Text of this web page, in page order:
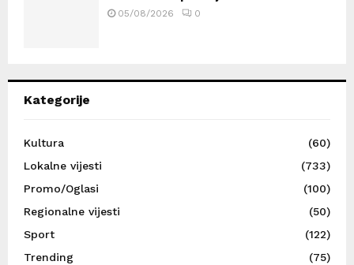
05/08/2026 0
Kategorije
Kultura
(60)
Lokalne vijesti
(733)
Promo/Oglasi
(100)
Regionalne vijesti
(50)
Sport
(122)
Trending
(75)